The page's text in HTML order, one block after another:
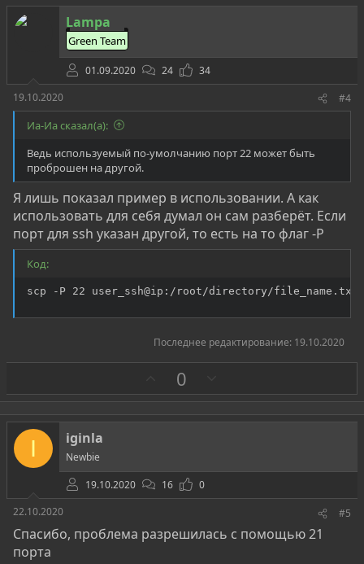
Lampa
Green Team
01.09.2020 24
34
19.10.2020
#4
Иа-Иа сказал(а):
Ведь используемый по-умолчанию порт 22 может быть
проброшен на другой.
Я лишь показал пример в использовании. А как
использовать для себя думал он сам разберёт. Если
порт для ssh указан другой, то есть на то флаг -P
Код:
scp -P 22 user_ssh@ip:/root/directory/file_name.txt
Последнее редактирование: 19.10.2020
а
0
р
о
в
I iginla
Newbie
19.10.2020
16
0
22.10.2020
#5
Спасибо, проблема разрешилась с помощью 21
порта